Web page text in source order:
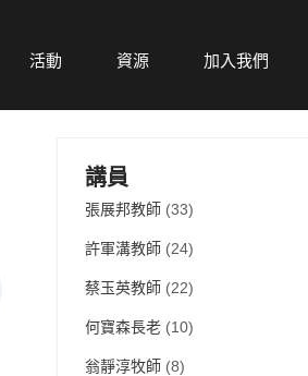
活動 資源 加入我們
講員
張展邦教師 (33)
許軍溝教師 (24)
蔡玉英教師 (22)
何寶森長老 (10)
翁靜淳牧師 (8)